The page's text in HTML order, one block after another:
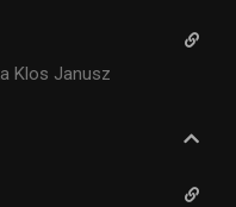
Klos Janusz